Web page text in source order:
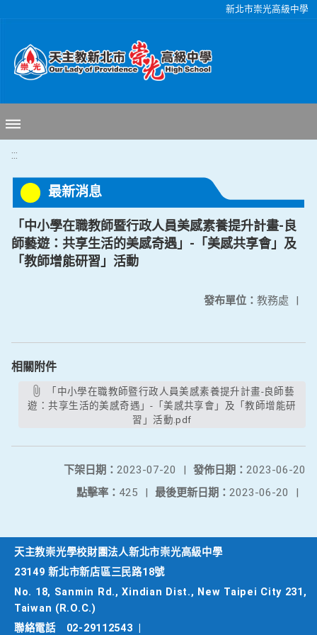
新北市崇光高級中學
:::
最新消息
「中小學在職教師暨行政人員美感素養提升計畫-良
師藝遊：共享生活的美感奇遇」-「美感共享會」及
「教師增能研習」活動
發布單位： 教務處 |
相關附件
遊：共享生活的美感奇遇」-「美感共享會」及「教師增能研
習」活動.pdf
發佈日期： 2023-06-20
下架日期： 2023-07-20
|
最後更新日期： 2023-06-20 |
點擊率： 425 |
天主教崇光學校財團法人新北市崇光高級中學
23149 新北市新店區三民路18號
No. 18, Sanmin Rd., Xindian Dist., New Taipei City 231,
Taiwan (R.O.C.)
聯絡電話
02-29112543